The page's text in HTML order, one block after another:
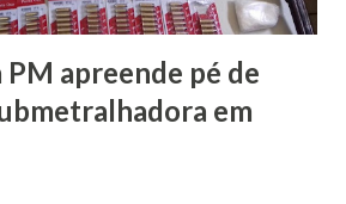
PM apreende pé de
em